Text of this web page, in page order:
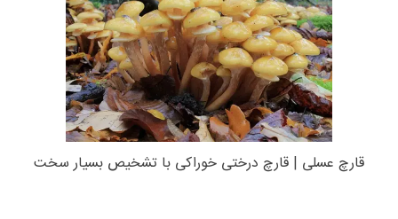
قارچ عسلی | قارچ درختی خوراکی با تشخیص بسیار سخت